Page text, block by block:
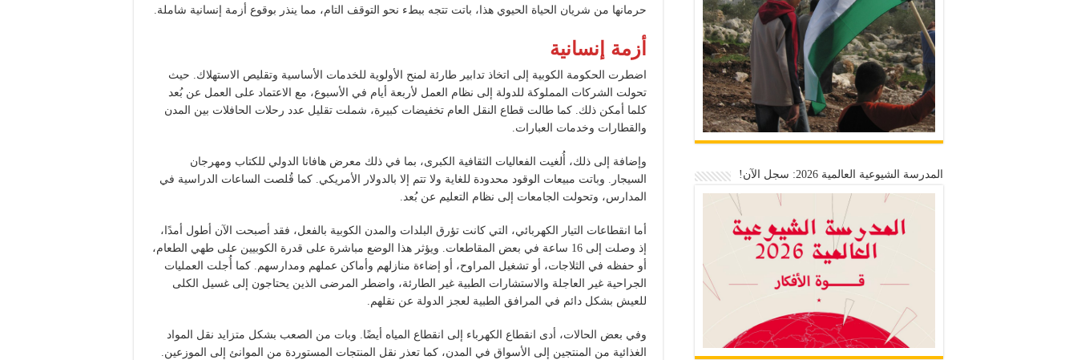
حرمانها من شريان الحياة الحيوي هذا، باتت تتجه ببطء نحو التوقف التام، مما ينذر بوقوع أزمة إنسانية شاملة.
أزمة إنسانية
اضطرت الحكومة الكوبية إلى اتخاذ تدابير طارئة لمنح الأولوية للخدمات الأساسية وتقليص الاستهلاك. حيث
تحولت الشركات المملوكة للدولة إلى نظام العمل لأربعة أيام في الأسبوع، مع الاعتماد على العمل عن بُعد
كلما أمكن ذلك. كما طالت قطاع النقل العام تخفيضات كبيرة، شملت تقليل عدد رحلات الحافلات بين المدن
والقطارات وخدمات العبارات.
وإضافة إلى ذلك، أُلغيت الفعاليات الثقافية الكبرى، بما في ذلك معرض هافانا الدولي للكتاب ومهرجان
السيجار. وباتت مبيعات الوقود محدودة للغاية ولا تتم إلا بالدولار الأمريكي. كما قُلصت الساعات الدراسية في
المدارس، وتحولت الجامعات إلى نظام التعليم عن بُعد.
أما انقطاعات التيار الكهربائي، التي كانت تؤرق البلدات والمدن الكوبية بالفعل، فقد أصبحت الآن أطول أمدًا،
إذ وصلت إلى 16 ساعة في بعض المقاطعات. ويؤثر هذا الوضع مباشرة على قدرة الكوبيين على طهي الطعام،
أو حفظه في الثلاجات، أو تشغيل المراوح، أو إضاءة منازلهم وأماكن عملهم ومدارسهم. كما أُجلت العمليات
الجراحية غير العاجلة والاستشارات الطبية غير الطارئة، واضطر المرضى الذين يحتاجون إلى غسيل الكلى
للعيش بشكل دائم في المرافق الطبية لعجز الدولة عن نقلهم.
وفي بعض الحالات، أدى انقطاع الكهرباء إلى انقطاع المياه أيضًا. وبات من الصعب بشكل متزايد نقل المواد
الغذائية من المنتجين إلى الأسواق في المدن، كما تعذر نقل المنتجات المستوردة من الموانئ إلى الموزعين.
المدرسة الشيوعية العالمية 2026: سجل الآن!